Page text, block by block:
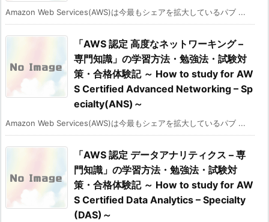
Amazon Web Services(AWS)は今最もシェアを拡大しているパブ ...
「AWS 認定 高度なネットワーキング –
専門知識」の学習方法・勉強法・試験対
策・合格体験記 ～ How to study for AW
S Certified Advanced Networking – Sp
ecialty(ANS)～
Amazon Web Services(AWS)は今最もシェアを拡大しているパブ ...
「AWS 認定 データアナリティクス – 専
門知識」の学習方法・勉強法・試験対
策・合格体験記 ～ How to study for AW
S Certified Data Analytics – Specialty
(DAS)～